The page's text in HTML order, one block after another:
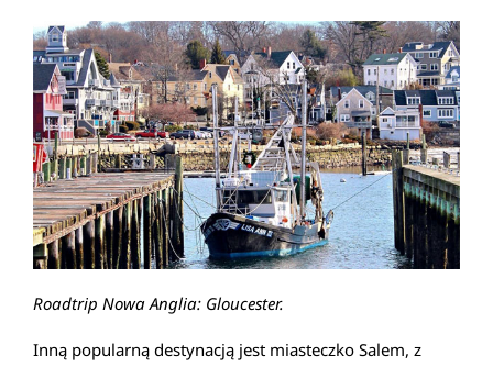
Roadtrip Nowa Anglia: Gloucester.
Inną popularną destynacją jest miasteczko Salem, z